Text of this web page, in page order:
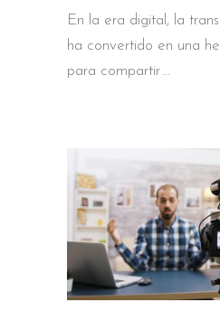
En la era digital, la
ha convertido en una
para compartir